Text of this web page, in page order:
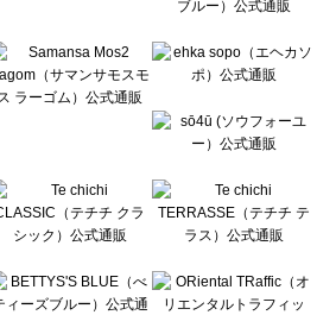
ボトムス一覧